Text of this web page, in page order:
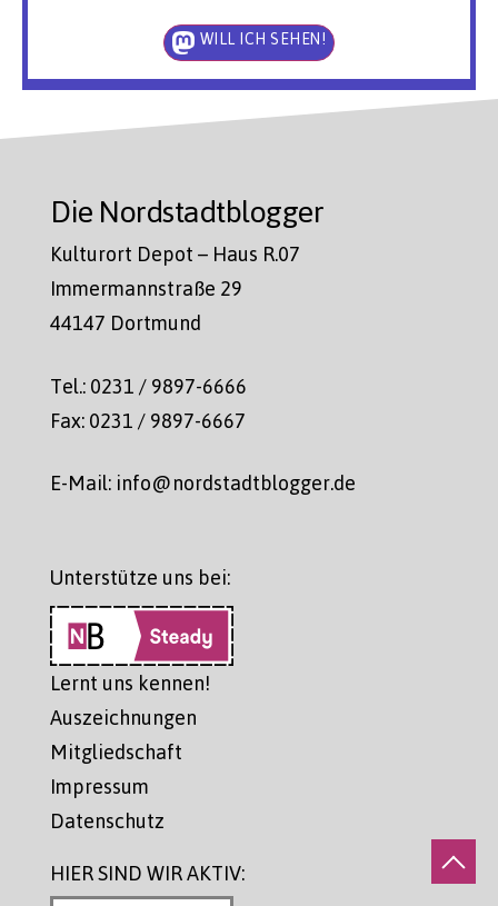
WILL ICH SEHEN!
Die Nordstadtblogger
Kulturort Depot – Haus R.07
Immermannstraße 29
44147 Dortmund
Tel.: 0231 / 9897-6666
Fax: 0231 / 9897-6667
E-Mail: info@nordstadtblogger.de
Unterstütze uns bei:
Lernt uns kennen!
Auszeichnungen
Mitgliedschaft
Impressum
Datenschutz
HIER SIND WIR AKTIV: